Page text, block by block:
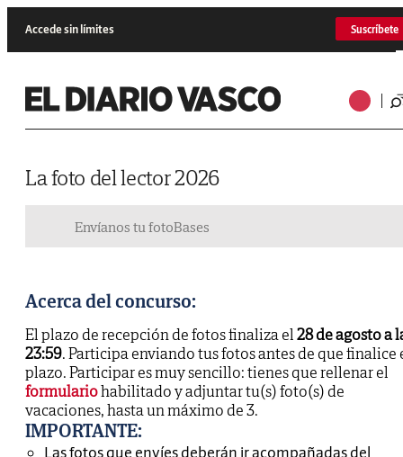
Accede sin límites Suscríbete
La foto del lector 2026
Envíanos tu fotoBases
Acerca del concurso:
El plazo de recepción de fotos finaliza el28 de agosto a
23:59. Participa enviando tus fotos antes de que finalice
plazo. Participar es muy sencillo: tienes que rellenar el
formulariohabilitado y adjuntar tu(s) foto(s) de
vacaciones, hasta un máximo de 3.
IMPORTANTE:
Las fotos que envíes deberán ir acompañadas del